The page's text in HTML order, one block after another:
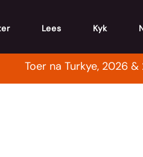
Lees Kyk
Toer na Turkye, 2026